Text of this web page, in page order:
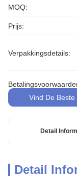
MOQ:
Prijs:
Verpakkingsdetails:
Vind De Beste
Detail
Detail